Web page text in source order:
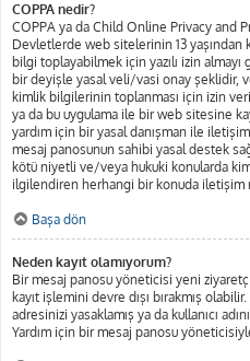
COPPA nedir?
COPPA ya da Child Online Privacy and
Devletlerde web sitelerinin 13
bilgi toplayabilmek için yazılı izin
bir deyişle yasal veli/vasi onay şeklidir,
kimlik bilgilerinin toplanması için izin
ya da bu uygulama ile bir web sitesine
yardım için bir yasal danışman ile
mesaj panosunun sahibi yasal destek
kötü niyetli ve/veya hukuki konularda
ilgilendiren herhangi bir konuda iletişim
Başa dön
Neden kayıt olamıyorum?
Bir mesaj panosu yöneticisi yeni
kayıt işlemini devre dışı bırakmış
adresinizi yasaklamış ya da kullanıcı
Yardım için bir mesaj panosu